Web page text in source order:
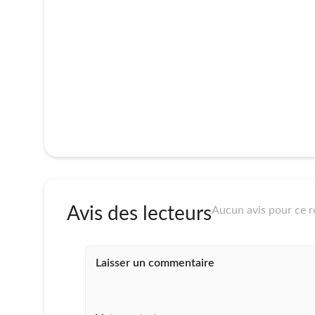
Avis des lecteursAucun avis pour ce
Laisser un commentaire